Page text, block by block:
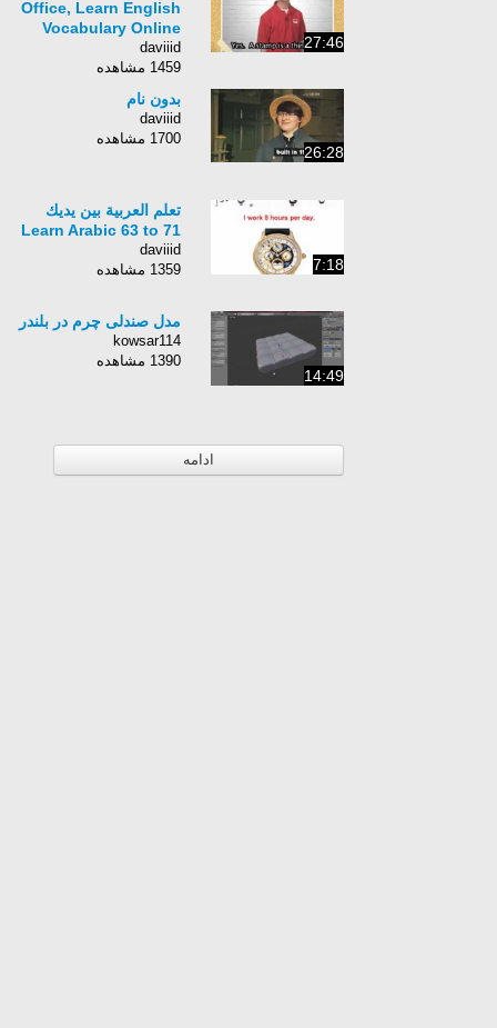
27:46
Office, Learn English
Vocabulary Online
daviiid
1459 مشاهده
26:28
بدون نام
daviiid
1700 مشاهده
7:18
تعلم العربية بين يديك
Learn Arabic 63 to 71
daviiid
1359 مشاهده
14:49
مدل صندلی چرم در بلندر
kowsar114
1390 مشاهده
ادامه